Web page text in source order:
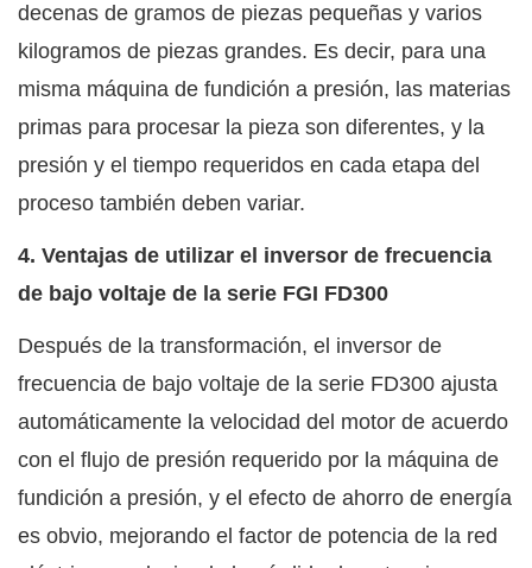
decenas de gramos de piezas pequeñas y varios
kilogramos de piezas grandes. Es decir, para una
misma máquina de fundición a presión, las materias
primas para procesar la pieza son diferentes, y la
presión y el tiempo requeridos en cada etapa del
proceso también deben variar.
4. Ventajas de utilizar el inversor de frecuencia
de bajo voltaje de la serie FGI FD300
Después de la transformación, el inversor de
frecuencia de bajo voltaje de la serie FD300 ajusta
automáticamente la velocidad del motor de acuerdo
con el flujo de presión requerido por la máquina de
fundición a presión, y el efecto de ahorro de energía
es obvio, mejorando el factor de potencia de la red